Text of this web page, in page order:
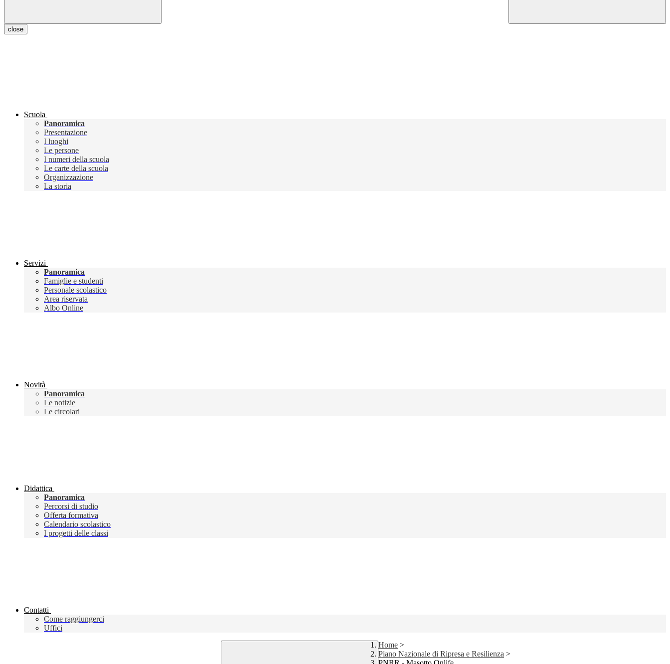
close
Scuola
Panoramica
Presentazione
I luoghi
Le persone
I numeri della scuola
Le carte della scuola
Organizzazione
La storia
Servizi
Panoramica
Famiglie e studenti
Personale scolastico
Area riservata
Albo Online
Novità
Panoramica
Le notizie
Le circolari
Didattica
Panoramica
Percorsi di studio
Offerta formativa
Calendario scolastico
I progetti delle classi
Contatti
Come raggiungerci
Uffici
Home >
Piano Nazionale di Ripresa e Resilienza >